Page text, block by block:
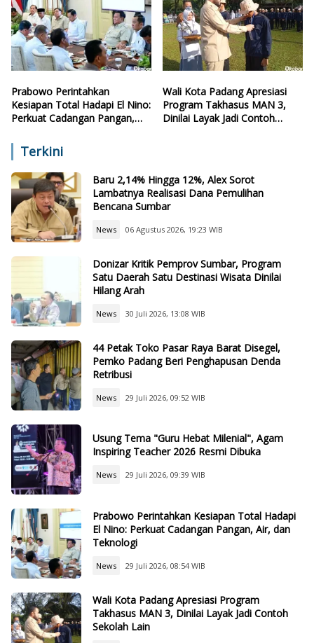
Prabowo Perintahkan
Kesiapan Total Hadapi El Nino:
Perkuat Cadangan Pangan,
Wali Kota Padang Apresiasi
Program Takhasus MAN 3,
Dinilai Layak Jadi Contoh
Terkini
Baru 2,14% Hingga 12%, Alex Sorot
Lambatnya Realisasi Dana Pemulihan
Bencana Sumbar
News 06 Agustus 2026, 19:23 WIB
Donizar Kritik Pemprov Sumbar, Program
Satu Daerah Satu Destinasi Wisata Dinilai
Hilang Arah
News 30 Juli 2026, 13:08 WIB
44 Petak Toko Pasar Raya Barat Disegel,
Pemko Padang Beri Penghapusan Denda
Retribusi
News 29 Juli 2026, 09:52 WIB
Usung Tema "Guru Hebat Milenial", Agam
Inspiring Teacher 2026 Resmi Dibuka
News 29 Juli 2026, 09:39 WIB
Prabowo Perintahkan Kesiapan Total Hadapi
El Nino: Perkuat Cadangan Pangan, Air, dan
Teknologi
News 29 Juli 2026, 08:54 WIB
Wali Kota Padang Apresiasi Program
Takhasus MAN 3, Dinilai Layak Jadi Contoh
Sekolah Lain